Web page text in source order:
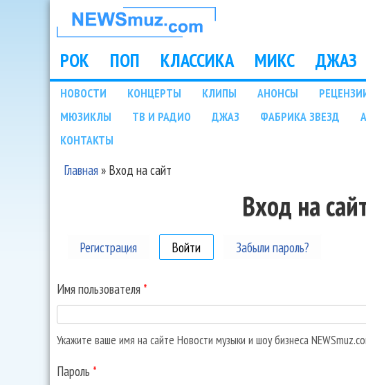
НОВОСТИ
МУЗЫКИ И
ШОУ БИЗНЕСА
NEWSMUZ.COM
Main menu
РОК ПОП КЛАССИКА МИКС ДЖАЗ
Подразделы
НОВОСТИ КОНЦЕРТЫ КЛИПЫ АНОНСЫ
МЮЗИКЛЫ
ТВ И РАДИО ДЖАЗ ФАБРИКА ЗВЕЗД
КОНТАКТЫ
Вы здесь
Главная» Вход на сайт
Вход на
Регистрация Войти (активная вкладка)
Забыли пароль?
Имя пользователя *
Укажите ваше имя на сайте Новости музыки и шоу бизнеса
Пароль *